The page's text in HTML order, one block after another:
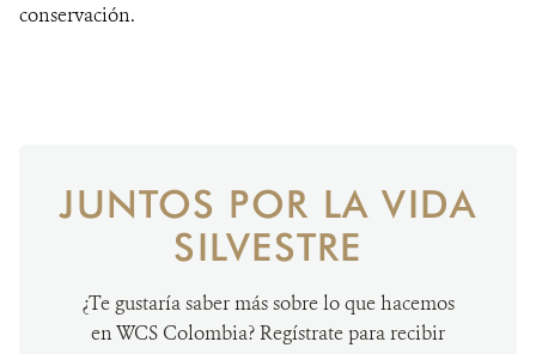
conservación.
JUNTOS POR LA VIDA
SILVESTRE
¿Te gustaría saber más sobre lo que hacemos
en WCS Colombia? Regístrate para recibir